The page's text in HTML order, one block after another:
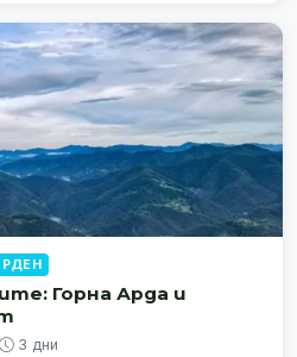
Горна Арда и
3 дни